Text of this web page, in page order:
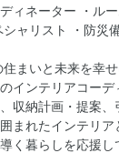
ディネーター ・ル
ャリスト ・防災
まいと未来を幸せ
インテリアコー
収納計画・提案
まれたインテリ
く暮らしを応援し